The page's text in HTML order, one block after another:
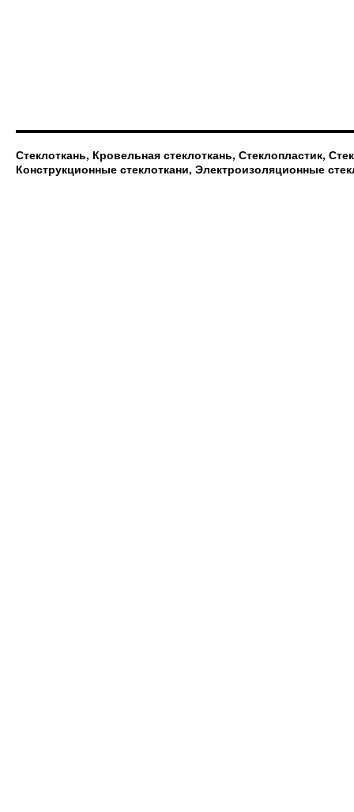
Стеклоткань, Кровельная стеклоткань, Стеклопластик,
Конструкционные стеклоткани, Электроизоляционные